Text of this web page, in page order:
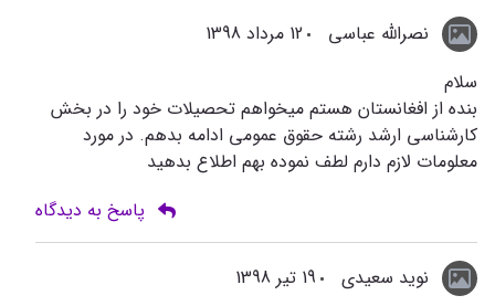
نصرالله عباسی
12 مرداد 1398
سلام
بنده از افغانستان هستم میخواهم تحصیلات خود را در بخش
کارشناسی ارشد رشته حقوق عمومی ادامه بدهم. در مورد
معلومات لازم دارم لطف نموده بهم اطلاع بدهید
پاسخ به دیدگاه
نوید سعیدی
19 تیر 1398